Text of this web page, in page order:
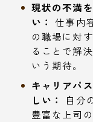
現状の不満
い： 仕事内
の職場に対
ることで解
いう期待。
キャリアパ
しい：
自分
豊富な上司